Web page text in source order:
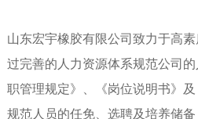
山东宏宇橡胶有限公司致力于高
过完善的人力资源体系规范公司
职管理规定》、《岗位说明书》
规范人员的任免、选聘及培养储